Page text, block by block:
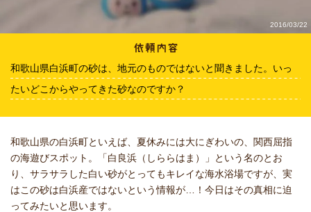
2016/03/22
和歌山県白浜町の砂は、地元のものではないと聞きました。いっ
たいどこからやってきた砂なのですか？
和歌山県の白浜町といえば、夏休みには大にぎわいの、関西屈指
の海遊びスポット。「白良浜（しららはま）」という名のとお
り、サラサラした白い砂がとってもキレイな海水浴場ですが、実
はこの砂は白浜産ではないという情報が…！今日はその真相に迫
ってみたいと思います。